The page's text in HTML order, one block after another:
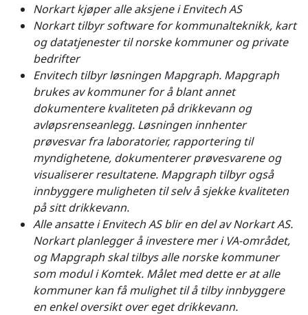
Norkart kjøper alle aksjene i Envitech AS
Norkart tilbyr software for kommunalteknikk, kart
og datatjenester til norske kommuner og private
bedrifter
Envitech tilbyr løsningen Mapgraph. Mapgraph
brukes av kommuner for å blant annet
dokumentere kvaliteten på drikkevann og
avløpsrenseanlegg. Løsningen innhenter
prøvesvar fra laboratorier, rapportering til
myndighetene, dokumenterer prøvesvarene og
visualiserer resultatene. Mapgraph tilbyr også
innbyggere muligheten til selv å sjekke kvaliteten
på sitt drikkevann.
Alle ansatte i Envitech AS blir en del av Norkart AS.
Norkart planlegger å investere mer i VA-området,
og Mapgraph skal tilbys alle norske kommuner
som modul i Komtek. Målet med dette er at alle
kommuner kan få mulighet til å tilby innbyggere
en enkel oversikt over eget drikkevann.